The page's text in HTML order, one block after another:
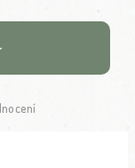
0,0 z 5 hvězdiček.